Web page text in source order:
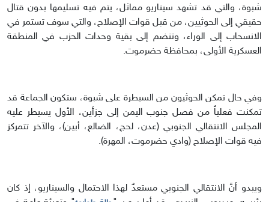
شبوة، والتي قد تشهد سيناريو مماثل، يتم فيه تسليمها بدون قتال
حقيقي إلى الحوثيين، من قبل قوات الإصلاح، والتي سوف تستمر في
الانسحاب إلى الوراء، وتنضم إلى بقية وحدات الحزب في المنطقة
العسكرية الأولى، بمحافظة حضرموت.
وفي حال تمكن الحوثيون من السيطرة على شبوة، ستكون الجماعة قد
تمكنت فعلياً من فصل جنوب اليمن إلى جزأين، الأول يسيطر عليه
المجلس الانتقالي الجنوبي (عدن، لحج، الضالع، أبين)، والآخر تتمركز
فيه قوات الإصلاح (وادي حضرموت، المهرة).
ويبدو أنَّ الانتقالي الجنوبي مستعدٌ لهذا الاحتمال والسيناريو، إذ كان